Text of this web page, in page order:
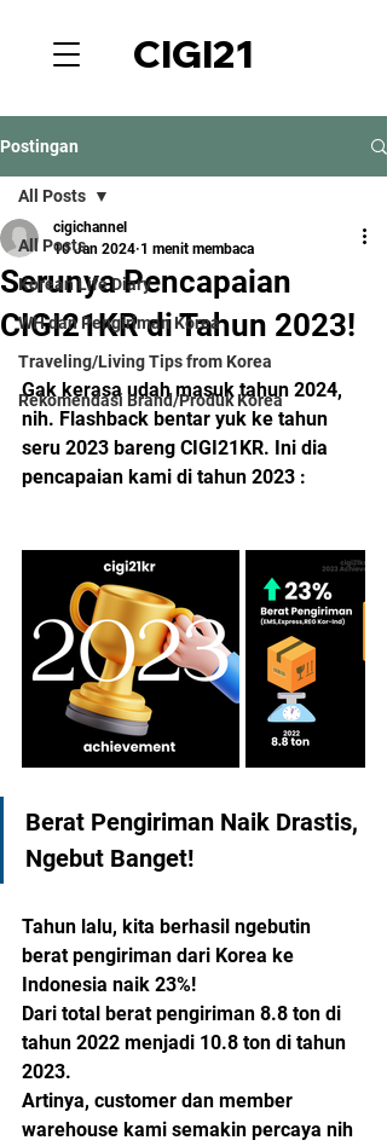
CIGI21
Postingan
All Posts
Korean Life Diary
WH dan Pengiriman Korea
Traveling/Living Tips from Korea
Rekomendasi Brand/Produk Korea
All Posts
Serunya Pencapaian
CIGI21KR di Tahun 2023!
cigichannel
10 Jan 2024 1 menit membaca
Gak kerasa udah masuk tahun 2024,
nih. Flashback bentar yuk ke tahun
seru 2023 bareng CIGI21KR. Ini dia
pencapaian kami di tahun 2023 :
Berat Pengiriman Naik Drastis,
Ngebut Banget!
Tahun lalu, kita berhasil ngebutin
berat pengiriman dari Korea ke
Indonesia naik 23%!
Dari total berat pengiriman 8.8 ton di
tahun 2022 menjadi 10.8 ton di tahun
2023.
Artinya, customer dan member
warehouse kami semakin percaya nih